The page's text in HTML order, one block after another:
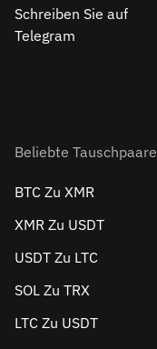
Schreiben Sie auf
Telegram
Beliebte Tauschpaare
BTC Zu XMR
XMR Zu USDT
USDT Zu LTC
SOL Zu TRX
LTC Zu USDT